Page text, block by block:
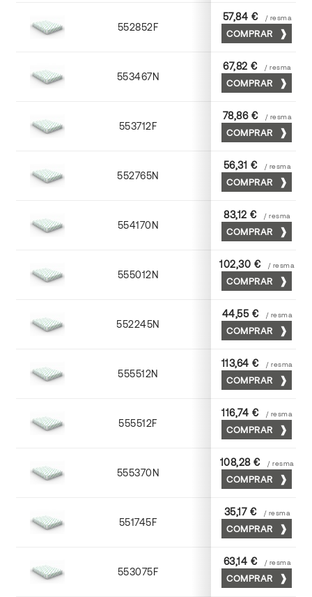
552852F 52 x 70
57,84 € / resma
COMPRAR
553467N 65 x 90
67,82 € / resma
COMPRAR
553712F 72 x 102
78,86 € / resma
COMPRAR
552765N 65 x 90
56,31 € / resma
COMPRAR
554170N 70 x 100
83,12 € / resma
COMPRAR
555012N 72 x 102
102,30 € / resma
COMPRAR
552245N 45 x 64
44,55 € / resma
COMPRAR
555512N 72 x 102
113,64 € / resma
COMPRAR
555512F 72 x 102
116,74 € / resma
COMPRAR
555370N 70 x 100
108,28 € / resma
COMPRAR
551745F 45 x 64
35,17 € / resma
COMPRAR
553075F 75 x 53
63,14 € / resma
COMPRAR